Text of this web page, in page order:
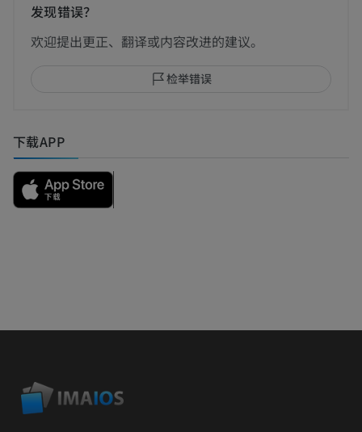
发现错误？
欢迎提出更正、翻译或内容改进的建议。
检举错误
下载APP